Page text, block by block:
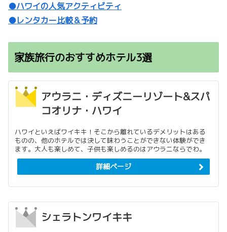
●ハワイの人気アクティビティ
●レンタカー比較＆予約
家族旅行のおすすめホテル3選
アウラニ・ディズニーリゾート&スパ
コオリナ・ハワイ
ハワイといえばワイキキ！そこから離れているデメリットはある
ものの、他のホテルでは決して味わうことができない体験ができ
ます。大人も楽しめて、子供も楽しめるのはアウラニならでわ。
詳細ページ
シェラトンワイキキ